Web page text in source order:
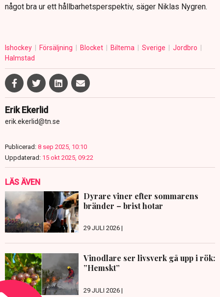
något bra ur ett hållbarhetsperspektiv, säger Niklas Nygren.
Ishockey Försäljning Blocket Biltema Sverige
Jordbro
Halmstad
Erik Ekerlid
erik.ekerlid@tn.se
Publicerad: 8 sep 2025, 10:10
Uppdaterad: 15 okt 2025, 09:22
LÄS ÄVEN
Dyrare viner efter sommarens
bränder – brist hotar
29 JULI 2026 |
Vinodlare ser livsverk gå upp i rök:
”Hemskt”
29 JULI 2026 |